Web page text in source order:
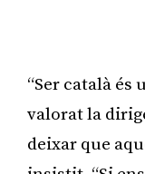
“Ser català és
valorat la
deixar que